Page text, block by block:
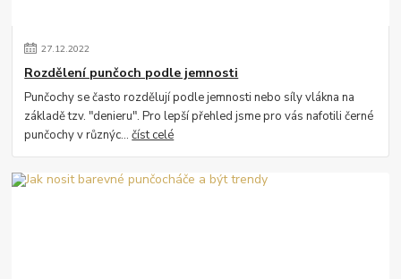
27.12.2022
Rozdělení punčoch podle jemnosti
Punčochy se často rozdělují podle jemnosti nebo síly vlákna na
základě tzv. "denieru". Pro lepší přehled jsme pro vás nafotili černé
punčochy v různýc...číst celé